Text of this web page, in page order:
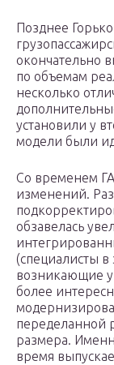
Позднее
окончательно
по объемам
несколько
установили у
модели были
Со временем
изменений.
обзавелась
(специалисты
возникающие у
более
переделанной
размера.
время